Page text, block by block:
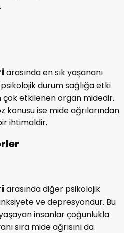
arasında en sık yaşananı
durum sağlığa etki
etkilenen organ midedir.
konusu ise mide ağrılarından
ihtimaldir.
arasında diğer psikolojik
ve depresyondur. Bu
insanlar çoğunlukla
sıra mide ağrısını da